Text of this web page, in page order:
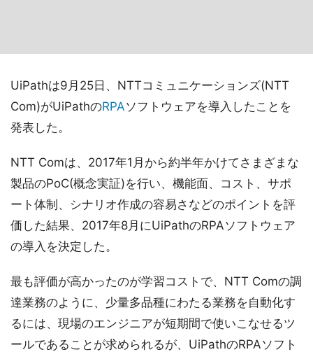
UiPathは9月25日、NTTコミュニケーションズ(NTT
Com)がUiPathのRPAソフトウェアを導入したことを
発表した。
NTT Comは、2017年1月から約半年かけてさまざまな
製品のPoC(概念実証)を行い、機能面、コスト、サポ
ート体制、シナリオ作成の容易さなどのポイントを評
価した結果、2017年8月にUiPathのRPAソフトウェア
の導入を決定した。
最も評価が高かったのが学習コストで、NTT Comの調
達業務のように、少量多品種にわたる業務を自動化す
るには、現場のエンジニアが短期間で使いこなせるツ
ールであることが求められるが、UiPathのRPAソフト